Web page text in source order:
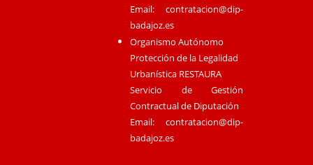
Email:contratacion@dip-
badajoz.es
Organismo Autónomo
Protección de la Legalidad
Urbanística RESTAURA
Servicio de Gestión
Contractual de Diputación
Email:contratacion@dip-
badajoz.es